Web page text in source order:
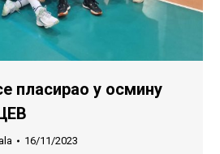
пласирао у осмину
16/11/2023